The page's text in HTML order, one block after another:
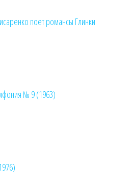
поет романсы Глинки
№ 9 (1963)